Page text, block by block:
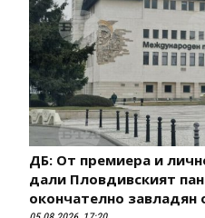
ДБ: От премиера и
дали Пловдивският
окончателно завладян